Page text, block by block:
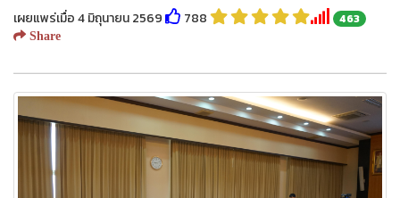
เผยแพร่เมื่อ 4 มิถุนายน 2569
788 463
Share